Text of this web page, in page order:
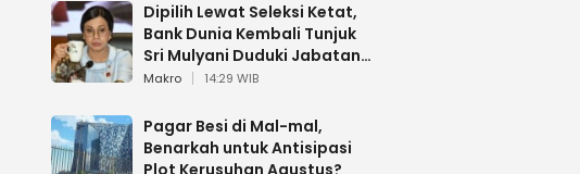
Dipilih Lewat Seleksi Ketat,
Bank Dunia Kembali Tunjuk
Sri Mulyani Duduki Jabatan
Strategis
Makro 14:29 WIB
Pagar Besi di Mal-mal,
Benarkah untuk Antisipasi
Plot Kerusuhan Agustus?